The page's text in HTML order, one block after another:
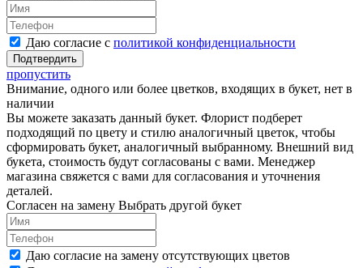
Даю согласие с политикой конфиденциальности
пропустить
Внимание, одного или более цветков, входящих в букет, нет в
наличии
Вы можете заказать данный букет. Флорист подберет
подходящий по цвету и стилю аналогичный цветок, чтобы
сформировать букет, аналогичный выбранному. Внешний вид
букета, стоимость будут согласованы с вами. Менеджер
магазина свяжется с вами для согласования и уточнения
деталей.
Согласен на замену Выбрать другой букет
Даю согласие на замену отсутствующих цветов